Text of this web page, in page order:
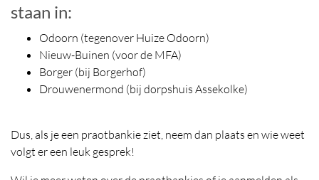
staan in:
Odoorn (tegenover Huize Odoorn)
Nieuw-Buinen (voor de MFA)
Borger (bij Borgerhof)
Drouwenermond (bij dorpshuis Assekolke)
Dus, als je een praotbankie ziet, neem dan plaats en wie weet
volgt er een leuk gesprek!